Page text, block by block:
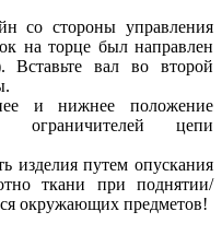
со стороны управления
на торце был направлен
Вставьте вал во второй
и нижнее положение
цепи
изделия путем опускания
ткани при поднятии/
окружающих предметов!